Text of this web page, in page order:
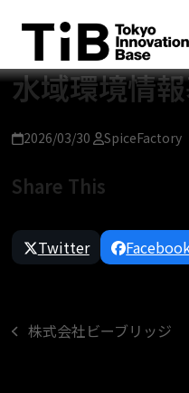
content
水域環境情
2026/03/30 SpiceFactory
Share This
Twitter
previous
株式会社ビーブリッジ